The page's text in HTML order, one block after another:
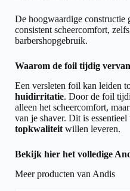
De hoogwaardige constructie
consistent scheercomfort,
barbershopgebruik.
Waarom de foil tijdig
Een versleten foil kan leiden
huidirritatie. Door de foil
alleen het scheercomfort,
van je shaver. Dit is
topkwaliteit willen leveren.
Bekijk hier het volledige
Meer producten van Andis